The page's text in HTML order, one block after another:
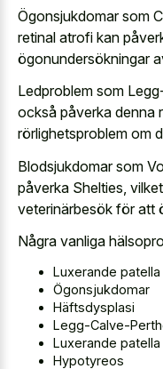
Ögonsjukdomar som
retinal atrofi kan
ögonundersökningar
Ledproblem som
också påverka denna
rörlighetsproblem om
Blodsjukdomar som
påverka Shelties,
veterinärbesök för att
Några vanliga
Luxerande patella
Ögonsjukdomar
Häftsdysplasi
Legg-Calve-
Luxerande patella
Hypotyreos